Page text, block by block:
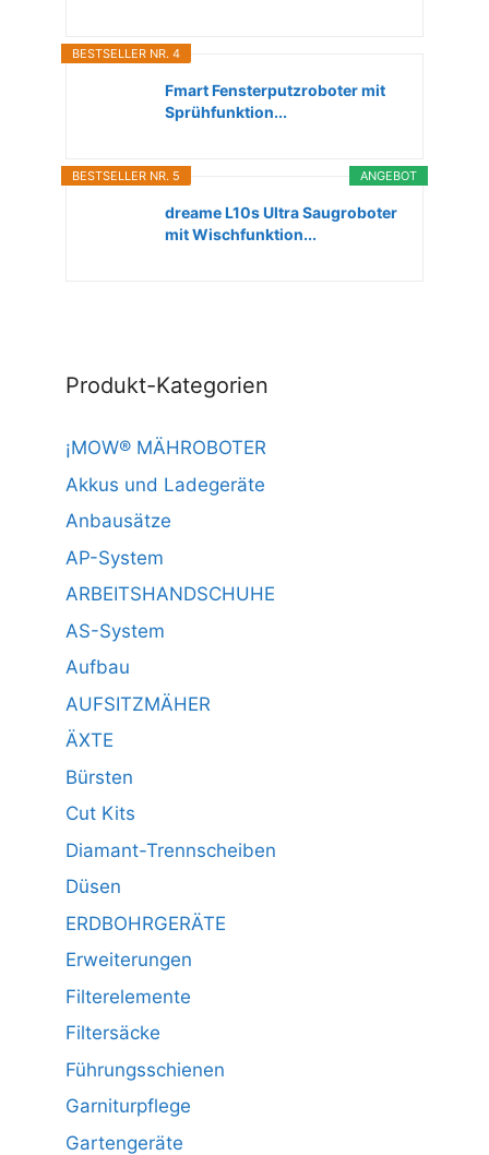
BESTSELLER NR. 4
Fmart Fensterputzroboter mit
Sprühfunktion...
ANGEBOT
BESTSELLER NR. 5
dreame L10s Ultra Saugroboter
mit Wischfunktion...
Produkt-Kategorien
¡MOW® MÄHROBOTER
Akkus und Ladegeräte
Anbausätze
AP-System
ARBEITSHANDSCHUHE
AS-System
Aufbau
AUFSITZMÄHER
ÄXTE
Bürsten
Cut Kits
Diamant-Trennscheiben
Düsen
ERDBOHRGERÄTE
Erweiterungen
Filterelemente
Filtersäcke
Führungsschienen
Garniturpflege
Gartengeräte